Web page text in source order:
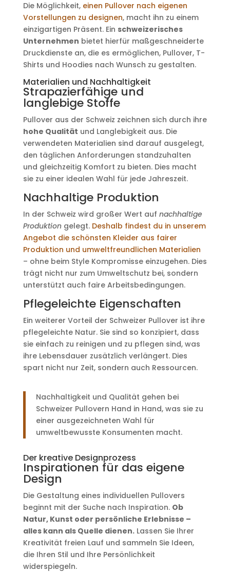
Die Möglichkeit, einen Pullover nach eigenen
Vorstellungen zu designen, macht ihn zu einem
einzigartigen Präsent. Ein schweizerisches
Unternehmen bietet hierfür maßgeschneiderte
Druckdienste an, die es ermöglichen, Pullover, T-
Shirts und Hoodies nach Wunsch zu gestalten.
Materialien und Nachhaltigkeit
Strapazierfähige und
langlebige Stoffe
Pullover aus der Schweiz zeichnen sich durch ihre
hohe Qualität und Langlebigkeit aus. Die
verwendeten Materialien sind darauf ausgelegt,
den täglichen Anforderungen standzuhalten
und gleichzeitig Komfort zu bieten. Dies macht
sie zu einer idealen Wahl für jede Jahreszeit.
Nachhaltige Produktion
In der Schweiz wird großer Wert auf nachhaltige
Produktiongelegt. Deshalb findest du in unserem
Angebot die schönsten Kleider aus fairer
Produktion und umweltfreundlichen Materialien
– ohne beim Style Kompromisse einzugehen. Dies
trägt nicht nur zum Umweltschutz bei, sondern
unterstützt auch faire Arbeitsbedingungen.
Pflegeleichte Eigenschaften
Ein weiterer Vorteil der Schweizer Pullover ist ihre
pflegeleichte Natur. Sie sind so konzipiert, dass
sie einfach zu reinigen und zu pflegen sind, was
ihre Lebensdauer zusätzlich verlängert. Dies
spart nicht nur Zeit, sondern auch Ressourcen.
Nachhaltigkeit und Qualität gehen bei
Schweizer Pullovern Hand in Hand, was sie zu
einer ausgezeichneten Wahl für
umweltbewusste Konsumenten macht.
Der kreative Designprozess
Inspirationen für das eigene
Design
Die Gestaltung eines individuellen Pullovers
beginnt mit der Suche nach Inspiration. Ob
Natur, Kunst oder persönliche Erlebnisse –
alles kann als Quelle dienen.Lassen Sie Ihrer
Kreativität freien Lauf und sammeln Sie Ideen,
die Ihren Stil und Ihre Persönlichkeit
widerspiegeln.